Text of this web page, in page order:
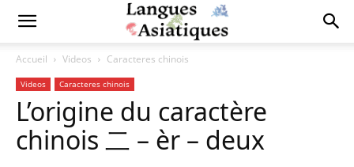
Accueil Videos Caracteres chinois
Videos Caracteres chinois
L’origine du caractère
chinois 二 – èr – deux